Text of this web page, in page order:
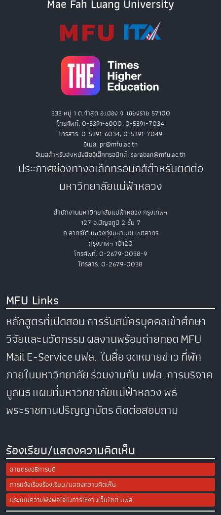
Mae Fah Luang University
333 หมู่ 1 ต.ท่าสุด อ.เมือง จ. เชียงราย 57100
โทรศัพท์. 0-5391-6000, 0-5391-7034
โทรสาร. 0-5391-6034, 0-5391-7049
อีเมล: pr@mfu.ac.th
อีเมลสำหรับส่งหนังสืออิเล็กทรอนิกส์: saraban@mfu.ac.th
ประกาศช่องทางอิเล็กทรอนิกส์สำหรับติดต่อ
มหาวิทยาลัยแม่ฟ้าหลวง
สำนักงานมหาวิทยาลัยแม่ฟ้าหลวง กรุงเทพฯ
127 อ.ปัญจภูมิ 2 ชั้น 7
ถ.สาทรใต้ แขวงทุ่งมหาเมฆ เขตสาทร
กรุงเทพฯ 10120
โทรศัพท์. 0-2679-0038-9
โทรสาร. 0-2679-0038
MFU Links
หลักสูตรที่เปิดสอนการรับสมัครบุคคลเข้าศึกษา
วิจัยและนวัตกรรมผลงานพร้อมถ่ายทอดMFU
MailE-Serviceมฟล. ในสื่อจดหมายข่าวที่พัก
ภายในมหาวิทยาลัยร่วมงานกับ มฟล.การบริจาค
มูลนิธิแผนที่มหาวิทยาลัยแม่ฟ้าหลวงพิธี
พระราชทานปริญญาบัตรติดต่อสอบถาม
ร้องเรียน/แสดงความคิดเห็น
สายตรงอธิการบดี
การแจ้งเรื่องร้องเรียน/แสดงความคิดเห็น
ประเมินความพึงพอใจในการใช้งานเว็บไซต์ มฟล.